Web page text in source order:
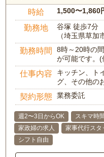
時給 1,500〜1,860
勤務地
谷塚 徒歩7分
（埼玉県草加
勤務時間
8時～20時の
が可能です。(
仕事内容
キッチン、ト
グ、その他の
契約形態 業務委託
週2〜3日からOK スキマ時
家政婦の求人
家事代行スタ
シフト自由